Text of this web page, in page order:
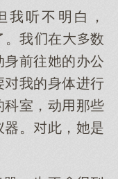
听不明白，
。我在数
前往的办公
我的身体进行
科室，动那些
器。此，是